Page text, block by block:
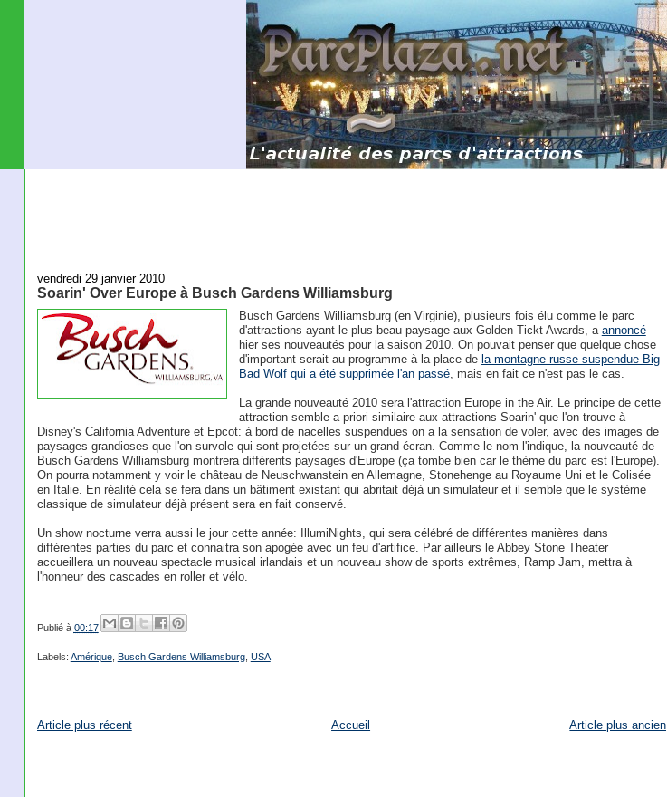
vendredi 29 janvier 2010
Soarin' Over Europe à Busch Gardens Williamsburg
Busch Gardens Williamsburg (en Virginie), plusieurs fois élu comme le parc
d'attractions ayant le plus beau paysage aux Golden Tickt Awards, a annoncé
hier ses nouveautés pour la saison 2010. On pouvait penser que quelque chose
d'important serait au programme à la place de la montagne russe suspendue Big
Bad Wolf qui a été supprimée l'an passé, mais en fait ce n'est pas le cas.
La grande nouveauté 2010 sera l'attraction Europe in the Air. Le principe de cette
attraction semble a priori similaire aux attractions Soarin' que l'on trouve à
Disney's California Adventure et Epcot: à bord de nacelles suspendues on a la sensation de voler, avec des images de
paysages grandioses que l'on survole qui sont projetées sur un grand écran. Comme le nom l'indique, la nouveauté de
Busch Gardens Williamsburg montrera différents paysages d'Europe (ça tombe bien car le thème du parc est l'Europe).
On pourra notamment y voir le château de Neuschwanstein en Allemagne, Stonehenge au Royaume Uni et le Colisée
en Italie. En réalité cela se fera dans un bâtiment existant qui abritait déjà un simulateur et il semble que le système
classique de simulateur déjà présent sera en fait conservé.
Un show nocturne verra aussi le jour cette année: IllumiNights, qui sera célébré de différentes manières dans
différentes parties du parc et connaitra son apogée avec un feu d'artifice. Par ailleurs le Abbey Stone Theater
accueillera un nouveau spectacle musical irlandais et un nouveau show de sports extrêmes, Ramp Jam, mettra à
l'honneur des cascades en roller et vélo.
Publié à 00:17
Labels: Amérique, Busch Gardens Williamsburg, USA
Article plus récent Article plus ancien
Accueil